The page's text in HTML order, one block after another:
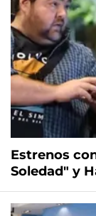
Estrenos
Soledad" y